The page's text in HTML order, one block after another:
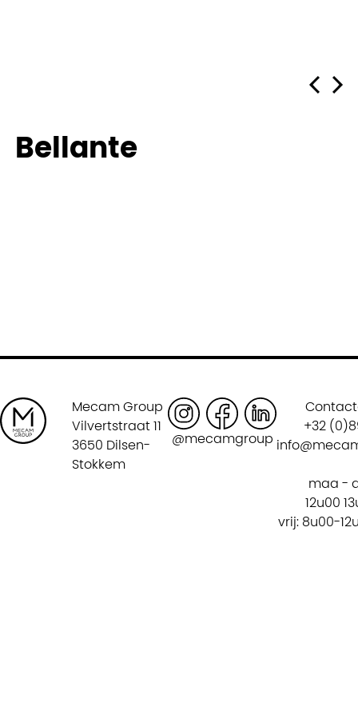
Bellante
Mecam Group
Vilvertstraat 11
3650 Dilsen-
Stokkem
@mecamgroup
+32
maa -
12u00
vrij: 8u00-